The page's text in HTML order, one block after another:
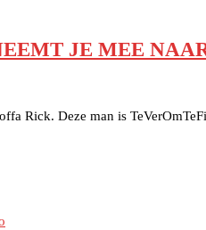
JE MEE
Rick. Deze man is